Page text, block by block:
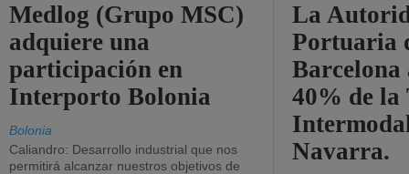
Medlog (Grupo MSC)
adquiere una
participación en
Interporto Bolonia
Bolonia
Caliandro: Desarrollo industrial que nos
permitirá alcanzar nuestros objetivos de
La
Portuaria
40% de la
Navarra.